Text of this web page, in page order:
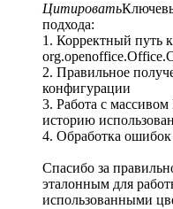
Цитировать
подхода:
1. Корректный путь
2. Правильное
конфигурации
3. Работа с
историю
4. Обработка
Спасибо за
эталонным для
использованными